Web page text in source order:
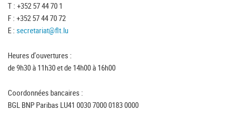
T : +352 57 44 70 1
F : +352 57 44 70 72
E : secretariat@flt.lu
Heures d'ouvertures :
de 9h30 à 11h30 et de 14h00 à 16h00
Coordonnées bancaires :
BGL BNP Paribas LU41 0030 7000 0183 0000